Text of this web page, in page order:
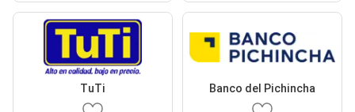
TuTi Banco del Pichincha